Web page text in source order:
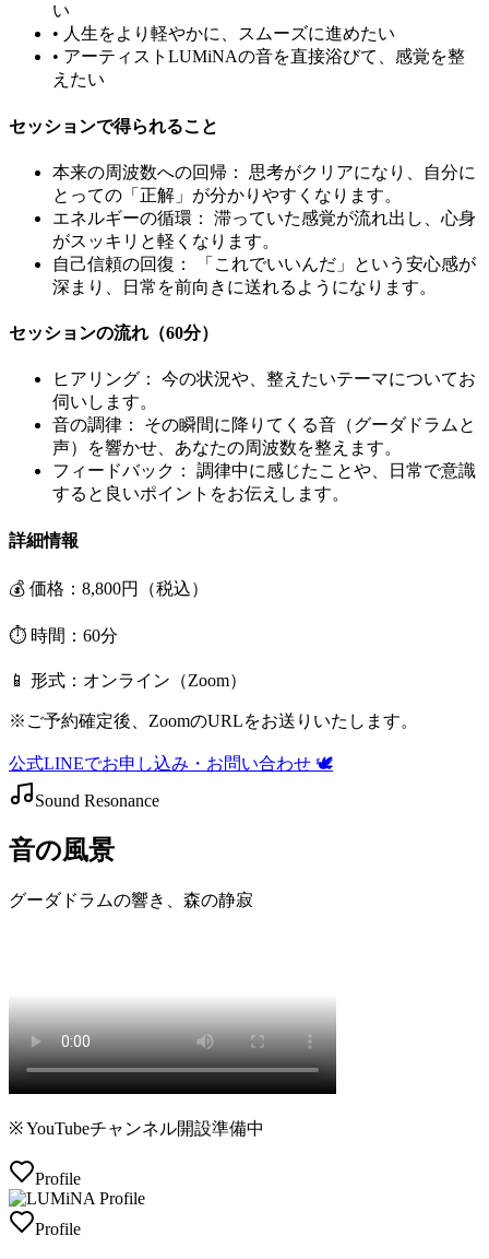
い
• 人生をより軽やかに、スムーズに進めたい
• アーティストLUMiNAの音を直接浴びて、感覚を整
えたい
セッションで得られること
本来の周波数への回帰：
思考がクリアになり、自分に
とっての「正解」が分かりやすくなります。
エネルギーの循環：
滞っていた感覚が流れ出し、心身
がスッキリと軽くなります。
自己信頼の回復：
「これでいいんだ」という安心感が
深まり、日常を前向きに送れるようになります。
セッションの流れ（60分）
ヒアリング：
今の状況や、整えたいテーマについてお
伺いします。
音の調律：
その瞬間に降りてくる音（グーダドラムと
声）を響かせ、あなたの周波数を整えます。
フィードバック：
調律中に感じたことや、日常で意識
すると良いポイントをお伝えします。
詳細情報
💰 価格：8,800円（税込）
⏱️ 時間：60分
📱 形式：オンライン（Zoom）
※ご予約確定後、ZoomのURLをお送りいたします。
公式LINEでお申し込み・お問い合わせ 🕊️
Sound Resonance
音の風景
グーダドラムの響き、森の静寂
※ YouTubeチャンネル開設準備中
Profile
Profile